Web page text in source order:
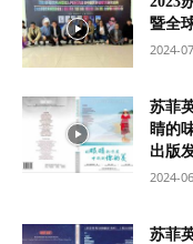
暨全
2024-
苏菲
睛的
出版
2024-
苏菲